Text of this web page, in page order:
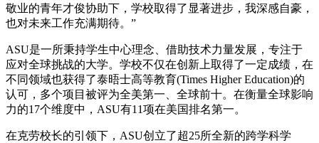
敬业的青年才俊协助下，学校取得了显著进步，我深感自豪，
也对未来工作充满期待。”
ASU是一所秉持学生中心理念、借助技术力量发展，专注于
应对全球挑战的大学。学校不仅在创新上取得了一定成绩，在
不同领域也获得了泰晤士高等教育(Times Higher Education)的
认可，多个项目被评为全美第一、全球前十。在衡量全球影响
力的17个维度中，ASU有11项在美国排名第一。
在克劳校长的引领下，ASU创立了超25所全新的跨学科学